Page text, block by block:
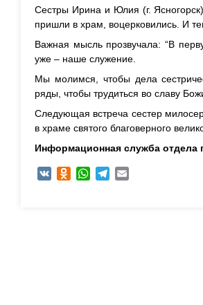
Сестры Ирина и Юлия (г.
пришли в храм, воцерковились. И
Важная мысль прозвучала: “В
уже – наше служение.
Мы молимся, чтобы дела
ряды, чтобы трудиться во славу
Следующая встреча сестер
в храме святого благоверного
Информационная служба отдела
VK Odnoklassniki
WhatsAppTelegram